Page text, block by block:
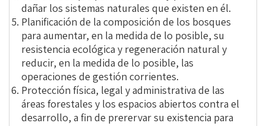
dañar los sistemas naturales que existen en él.
Planificación de la composición de los bosques
para aumentar, en la medida de lo posible, su
resistencia ecológica y regeneración natural y
reducir, en la medida de lo posible, las
operaciones de gestión corrientes.
Protección física, legal y administrativa de las
áreas forestales y los espacios abiertos contra el
desarrollo, a fin de prerervar su existencia para